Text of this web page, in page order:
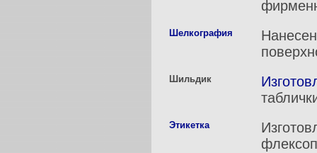
Шелкография
Шильдик
Этикетка